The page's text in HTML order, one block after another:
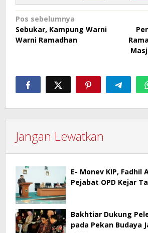
Navigasi
pos
Pos sebelumnya
Sebukar, Kampung Warni
Warni Ramadhan
Jangan Lewatkan
E- Monev KIP, Fadhil
Pejabat OPD Kejar
Bakhtiar Dukung
pada Pekan Budaya